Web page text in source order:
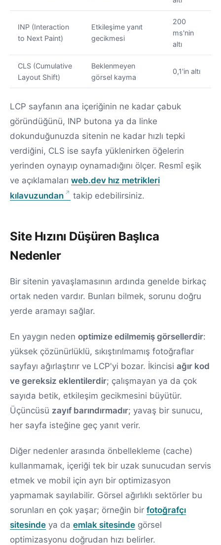
INP (Interaction
to Next Paint)
Etkileşime yanıt
gecikmesi
200
ms'nin
altı
CLS (Cumulative
Layout Shift)
Beklenmeyen
görsel kayma
0,1'in altı
LCP sayfanın ana içeriğinin ne kadar çabuk
göründüğünü, INP butona ya da linke
dokunduğunuzda sitenin ne kadar hızlı tepki
verdiğini, CLS ise sayfa yüklenirken öğelerin
yerinden oynayıp oynamadığını ölçer. Resmî eşik
ve açıklamaları web.dev hız metrikleri
kılavuzundan
takip edebilirsiniz.
Site Hızını Düşüren Başlıca
Nedenler
Bir sitenin yavaşlamasının ardında genelde birkaç
ortak neden vardır. Bunları bilmek, sorunu doğru
yerde aramayı sağlar.
En yaygın neden optimize edilmemiş görsellerdir:
yüksek çözünürlüklü, sıkıştırılmamış fotoğraflar
sayfayı ağırlaştırır ve LCP'yi bozar. İkincisi ağır kod
ve gereksiz eklentilerdir; çalışmayan ya da çok
sayıda betik, etkileşim gecikmesini büyütür.
Üçüncüsü zayıf barındırmadır; yavaş bir sunucu,
her sayfa isteğine geç yanıt verir.
Diğer nedenler arasında önbellekleme (cache)
kullanmamak, içeriği tek bir uzak sunucudan servis
etmek ve mobil için ayrı bir optimizasyon
yapmamak sayılabilir. Görsel ağırlıklı sektörler bu
sorunları en çok yaşar; örneğin bir fotoğrafçı
sitesinde ya da emlak sitesinde görsel
optimizasyonu doğrudan hızı belirler.